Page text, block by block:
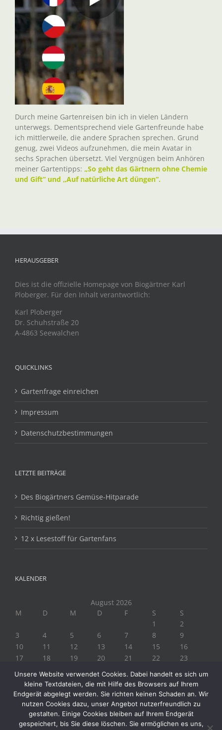
Durch meine Gartenreisen bin ich in vielen Ländern
unterwegs. Dementsprechend viele Gartenfreunde habe
ich mittlerweile, die andere Sprachen sprechen. Grund
genug, zwei Videos aufzunehmen, die mein Avatar in
sechs Sprachen übersetzt. Viel Vergnügen beim Anhören
meiner Gartentipps: „So geht das Gärtnern ohne Chemie
und Gift“ und „Auf natürliche Art düngen“.
HERAUSGEBER
Dies ist die offizielle Homepage von Biogärtner Karl
Ploberger. Für den Inhalt verantwortlich:
Karl Ploberger
Dr. Schuhstraße 20
A-4863 Seewalchen
QUICKLINKS
Gartenfrage einreichen
Impressum
Datenschutzbestimmungen
LETZTE BEITRÄGE
Des Biogärtners Gemüse-Hitparade
Richtig gießen!
12 x Lesestoff für Gartenfans
KALENDER
August 2026
M
D M D F S
S
1
2
3
4 5 6 7 8
9
10
11 12 13 14 15
16
17
18 19 20 21 22
23
24
25 27 28
« Juli
Unsere Website verwendet Cookies. Dabei handelt es sich um
kleine Textdateien, die mit Hilfe des Browsers auf Ihrem
Endgerät abgelegt werden. Sie richten keinen Schaden an. Wir
nutzen Cookies dazu, unser Angebot nutzerfreundlich zu
gestalten. Einige Cookies bleiben auf Ihrem Endgerät
gespeichert, bis Sie diese löschen. Sie ermöglichen es uns,